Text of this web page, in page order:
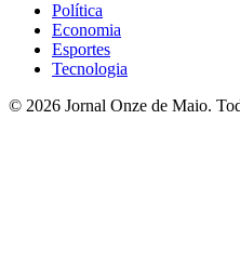
Política
Economia
Esportes
Tecnologia
© 2026 Jornal Onze de Maio.